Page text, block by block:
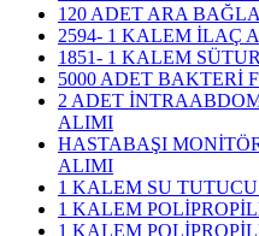
120 ADET ARA
2594- 1 KALEM İLAÇ
1851- 1 KALEM
5000 ADET BAKTERİ
2 ADET
ALIMI
HASTABAŞI
ALIMI
1 KALEM SU
1 KALEM
1 KALEM